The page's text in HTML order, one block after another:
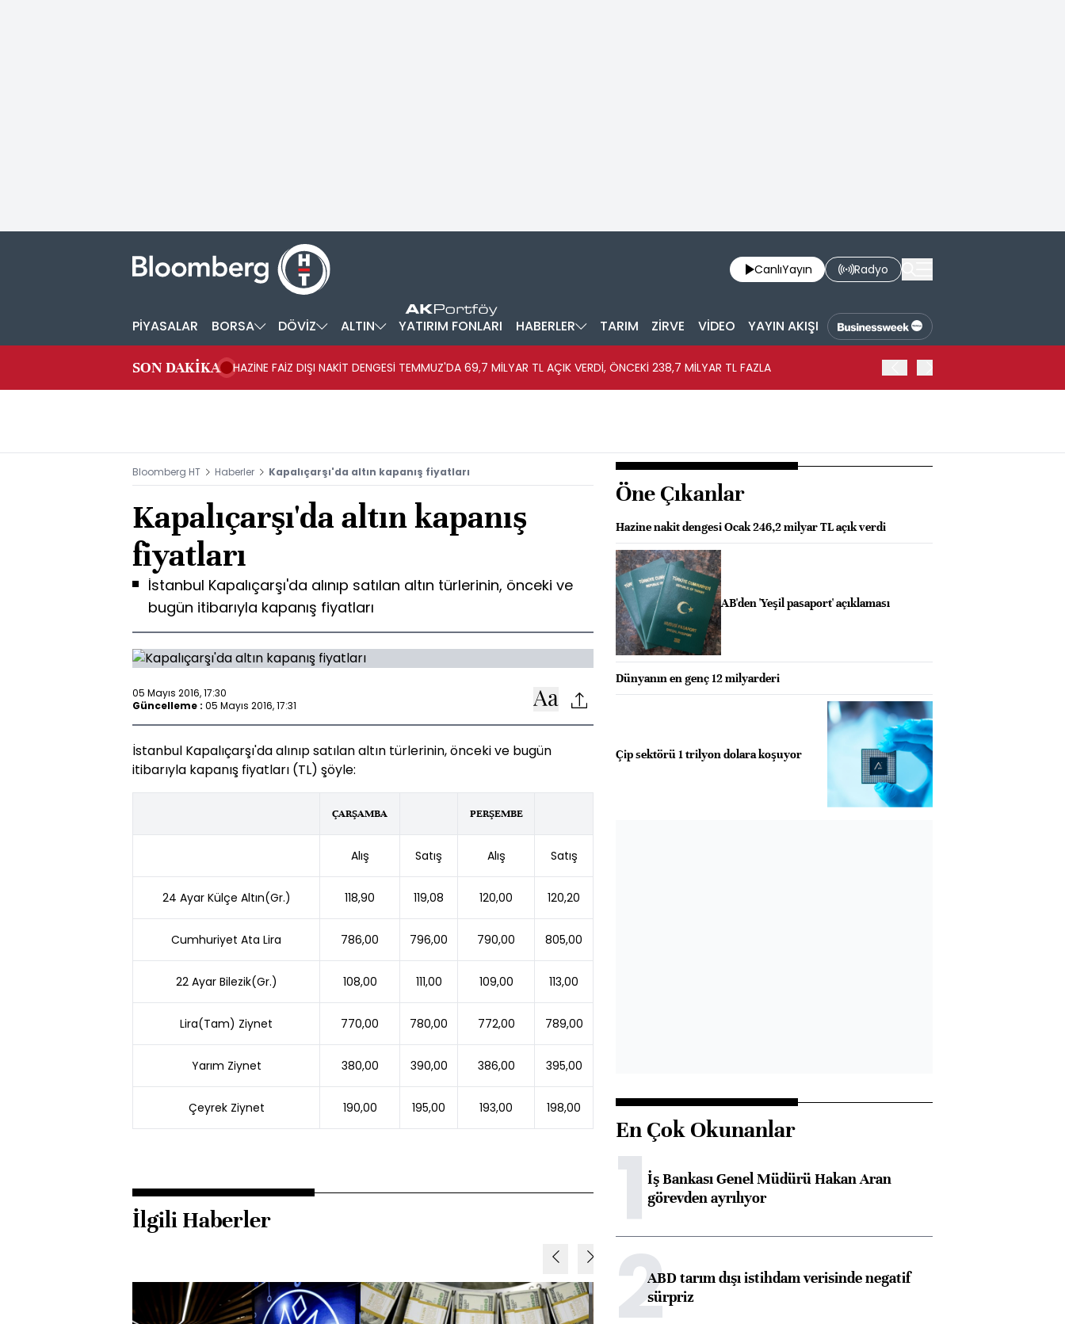
CanlıYayın Radyo
PİYASALAR BORSA DÖVİZ ALTIN YATIRIM FONLARI HABERLER TARIM ZİRVE VİDEO YAYIN AKIŞI
SON DAKİKA HAZİNE FAİZ DIŞI NAKİT DENGESİ TEMMUZ'DA 69,7 MİLYAR TL AÇIK VERDİ, ÖNCEKİ 238,7 MİLYAR TL FAZLA
Bloomberg HT Haberler Kapalıçarşı'da altın kapanış fiyatları
Kapalıçarşı'da altın kapanış
fiyatları
İstanbul Kapalıçarşı'da alınıp satılan altın türlerinin, önceki ve
bugün itibarıyla kapanış fiyatları
05 Mayıs 2016, 17:30
Güncelleme : 05 Mayıs 2016, 17:31
İstanbul Kapalıçarşı'da alınıp satılan altın türlerinin, önceki ve bugün
itibarıyla kapanış fiyatları (TL) şöyle:
ÇARŞAMBA PERŞEMBE
Alış Satış Alış Satış
24 Ayar Külçe Altın(Gr.) 118,90 119,08 120,00 120,20
Cumhuriyet Ata Lira 786,00 796,00 790,00 805,00
22 Ayar Bilezik(Gr.) 108,00 111,00 109,00 113,00
Lira(Tam) Ziynet 770,00 780,00 772,00 789,00
Yarım Ziynet 380,00 390,00 386,00 395,00
Çeyrek Ziynet 190,00 195,00 193,00 198,00
İlgili Haberler
Öne Çıkanlar
Hazine nakit dengesi Ocak 246,2 milyar TL açık verdi
AB'den 'Yeşil pasaport' açıklaması
Dünyanın en genç 12 milyarderi
Çip sektörü 1 trilyon dolara koşuyor
En Çok Okunanlar
1İş Bankası Genel Müdürü Hakan Aran
görevden ayrılıyor
2ABD tarım dışı istihdam verisinde negatif
sürpriz